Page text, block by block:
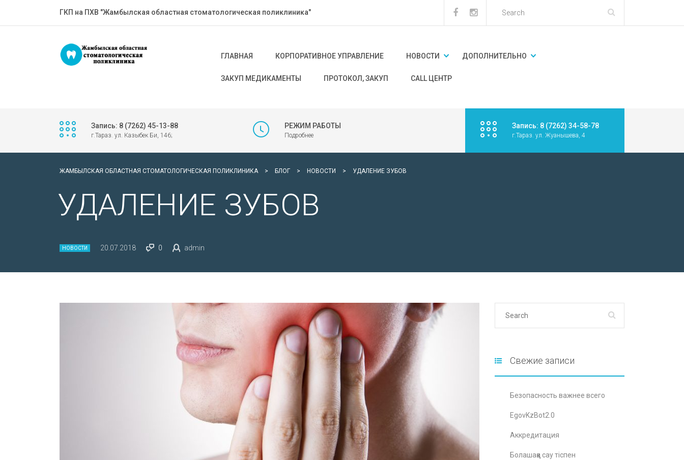
ГКП на ПХВ "Жамбылская областная стоматологическая поликлиника"
ГЛАВНАЯ КОРПОРАТИВНОЕ УПРАВЛЕНИЕ НОВОСТИ ДОПОЛНИТЕЛЬНО
ЗАКУП МЕДИКАМЕНТЫ ПРОТОКОЛ, ЗАКУП CALL ЦЕНТР
Запись: 8 (7262) 45-13-88
г.Тараз. ул. Казыбек Би, 146;
РЕЖИМ РАБОТЫ
Подробнее
Запись: 8 (7262) 34-58-78
г.Тараз. ул. Жуанышева, 4
ЖАМБЫЛСКАЯ ОБЛАСТНАЯ СТОМАТОЛОГИЧЕСКАЯ ПОЛИКЛИНИКА > БЛОГ > НОВОСТИ > УДАЛЕНИЕ ЗУБОВ
УДАЛЕНИЕ ЗУБОВ
НОВОСТИ 20.07.2018 0 admin
Свежие записи
Безопасность важнее всего
EgovKzBot2.0
Аккредитация
Болашаққа сау тіспен